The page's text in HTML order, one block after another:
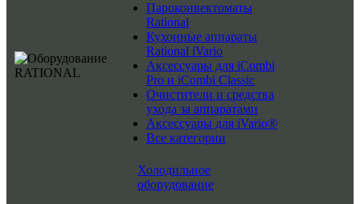
Пароконвектоматы
Rational
Кухонные аппараты
Rational iVario
Аксессуары для iCombi
Pro и iCombi Classic
Очистители и средства
ухода за аппаратами
Аксессуары для iVario®
Все категории
Холодильное
оборудование